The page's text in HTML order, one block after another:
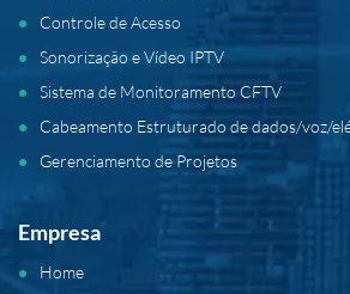
Controle de Acesso
Sonorização e Vídeo IPTV
Sistema de Monitoramento CFTV
Cabeamento Estruturado de dados/voz/
Gerenciamento de Projetos
Empresa
Home